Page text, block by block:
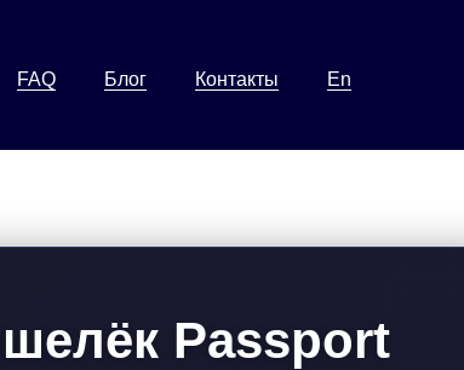
FAQ Блог Контакты En
Passport